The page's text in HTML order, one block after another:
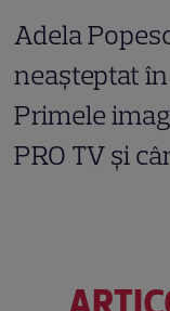
Adela
neașteptat în
Primele
PRO TV și